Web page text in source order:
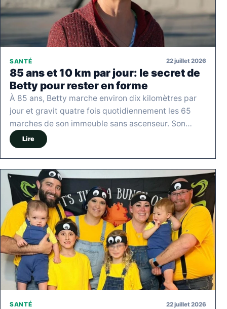
SANTÉ 22 juillet 2026
85 ans et 10 km par jour: le secret de
Betty pour rester en forme
À 85 ans, Betty marche environ dix kilomètres par
jour et gravit quatre fois quotidiennement les 65
marches de son immeuble sans ascenseur. Son…
Lire
SANTÉ 22 juillet 2026